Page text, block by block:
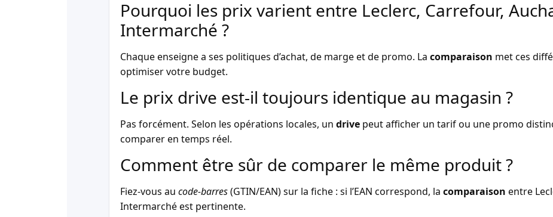
Pourquoi les prix varient entre Leclerc, Carrefour,
Intermarché ?
Chaque enseigne a ses politiques d’achat, de marge et de promo. La comparaison met ces
optimiser votre budget.
Le prix drive est-il toujours identique au magasin ?
Pas forcément. Selon les opérations locales, un drive peut afficher un tarif ou une promo
comparer en temps réel.
Comment être sûr de comparer le même produit ?
Fiez-vous au code-barres(GTIN/EAN) sur la fiche : si l’EAN correspond, la comparaison entre
Intermarché est pertinente.